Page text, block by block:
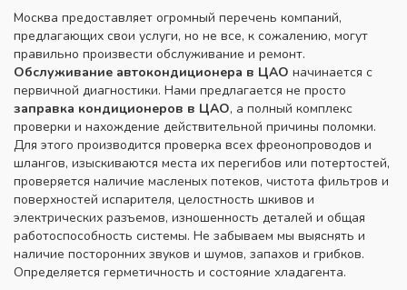
Москва предоставляет огромный перечень компаний,
предлагающих свои услуги, но не все, к сожалению, могут
правильно произвести обслуживание и ремонт.
Обслуживание автокондиционера в ЦАО начинается с
первичной диагностики. Нами предлагается не просто
заправка кондиционеров в ЦАО, а полный комплекс
проверки и нахождение действительной причины поломки.
Для этого производится проверка всех фреонопроводов и
шлангов, изыскиваются места их перегибов или потертостей,
проверяется наличие масленых потеков, чистота фильтров и
поверхностей испарителя, целостность шкивов и
электрических разъемов, изношенность деталей и общая
работоспособность системы. Не забываем мы выяснять и
наличие посторонних звуков и шумов, запахов и грибков.
Определяется герметичность и состояние хладагента.